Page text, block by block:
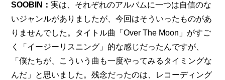
SOOBIN：実は、それぞれのアルバムに一つは自信のな
いジャンルがありましたが、今回はそういったものがあ
りませんでした。タイトル曲「Over The Moon」がすご
く「イージーリスニング」的な感じだったんですが、
「僕たちが、こういう曲も一度やってみるタイミングな
んだ」と思いました。残念だったのは、レコーディング